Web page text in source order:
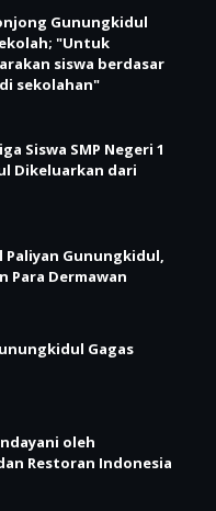
Gunungkidul
"Untuk
siswa berdasar
sekolahan"
Siswa SMP Negeri 1
Dikeluarkan dari
Paliyan Gunungkidul,
Para Dermawan
Gagas
oleh
Restoran Indonesia